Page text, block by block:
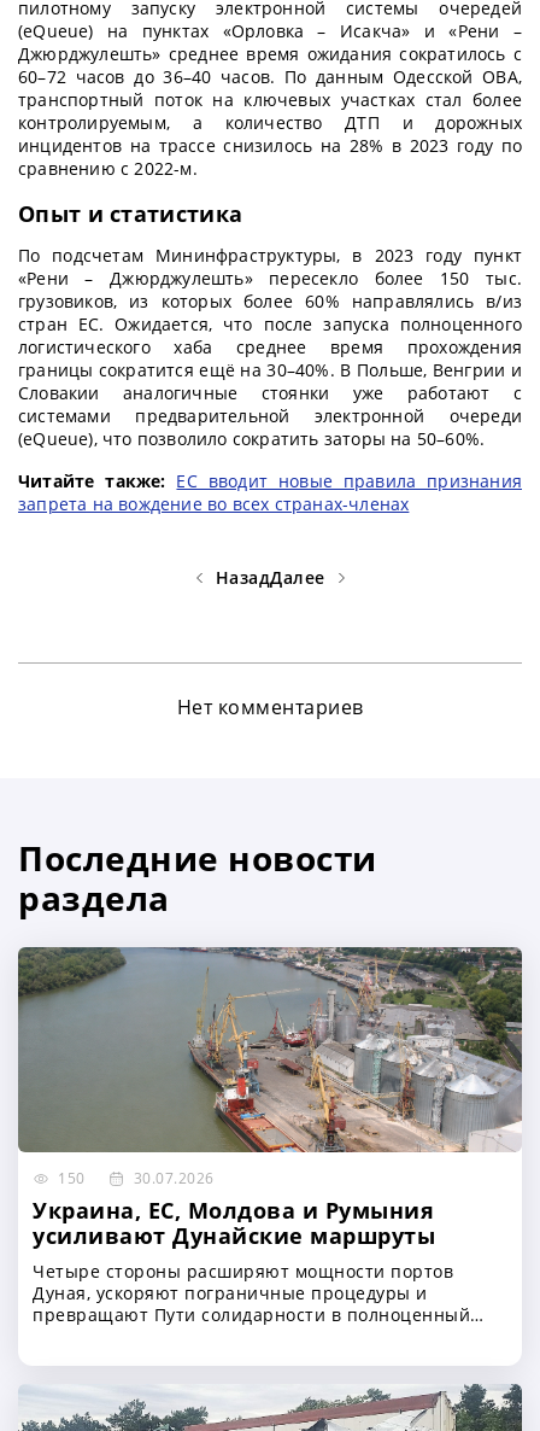
пилотному запуску электронной системы очередей
(eQueue) на пунктах «Орловка – Исакча» и «Рени –
Джюрджулешть» среднее время ожидания сократилось с
60–72 часов до 36–40 часов. По данным Одесской ОВА,
транспортный поток на ключевых участках стал более
контролируемым, а количество ДТП и дорожных
инцидентов на трассе снизилось на 28% в 2023 году по
сравнению с 2022-м.
Опыт и статистика
По подсчетам Мининфраструктуры, в 2023 году пункт
«Рени – Джюрджулешть» пересекло более 150 тыс.
грузовиков, из которых более 60% направлялись в/из
стран ЕС. Ожидается, что после запуска полноценного
логистического хаба среднее время прохождения
границы сократится ещё на 30–40%. В Польше, Венгрии и
Словакии аналогичные стоянки уже работают с
системами предварительной электронной очереди
(eQueue), что позволило сократить заторы на 50–60%.
Читайте также: ЕС вводит новые правила признания
запрета на вождение во всех странах-членах
НазадДалее
Нет комментариев
Последние новости
раздела
150 30.07.2026
Украина, ЕС, Молдова и Румыния
усиливают Дунайские маршруты
Четыре стороны расширяют мощности портов
Дуная, ускоряют пограничные процедуры и
превращают Пути солидарности в полноценный